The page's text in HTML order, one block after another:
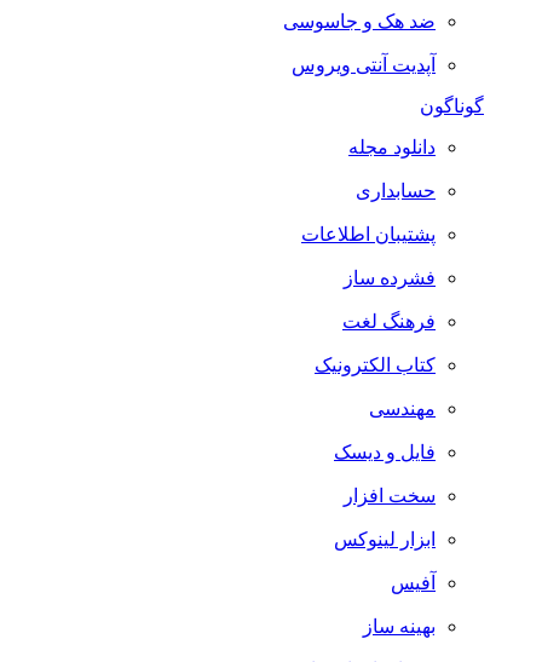
ضد هک و جاسوسی
آپدیت آنتی ویروس
گوناگون
دانلود مجله
حسابداری
پشتیبان اطلاعات
فشرده ساز
فرهنگ لغت
کتاب الکترونیک
مهندسی
فایل و دیسک
سخت افزار
ابزار لینوکس
آفیس
بهینه ساز